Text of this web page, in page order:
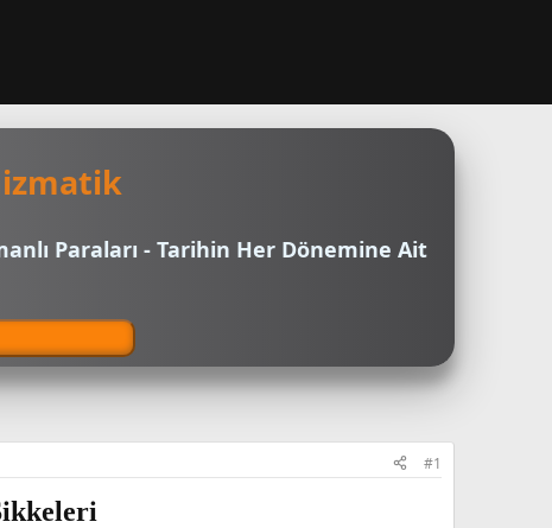
Paraları - Tarihin Her Dönemine Ait
#1